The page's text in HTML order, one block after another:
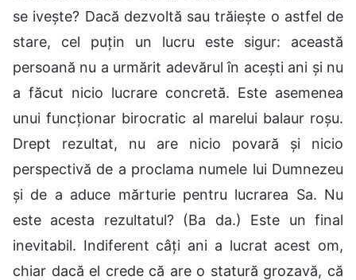
se ivește? Dacă dezvoltă sau trăiește o astfel de
stare, cel puțin un lucru este sigur: această
persoană nu a urmărit adevărul în acești ani și nu
a făcut nicio lucrare concretă. Este asemenea
unui funcționar birocratic al marelui balaur roșu.
Drept rezultat, nu are nicio povară și nicio
perspectivă de a proclama numele lui Dumnezeu
și de a aduce mărturie pentru lucrarea Sa. Nu
este acesta rezultatul? (Ba da.) Este un final
inevitabil. Indiferent câți ani a lucrat acest om,
chiar dacă el crede că are o statură grozavă, că